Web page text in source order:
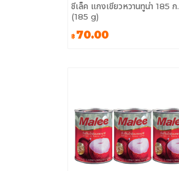
ซีเล็ค แกงเขียวหวานทูน่า 185 ก.
(185 g)
฿ 70.00